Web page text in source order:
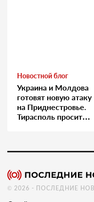
Новостной блог
Украина и Молдова
готовят новую атаку
на Приднестровье.
Тирасполь просит
© 2026 - ПОСЛЕДНИЕ